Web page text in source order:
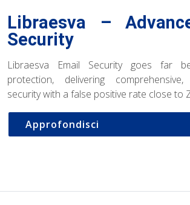
Libraesva –
Security
Libraesva Email Security goes far
protection, delivering
security with a false positive rate close to
Approfondisci